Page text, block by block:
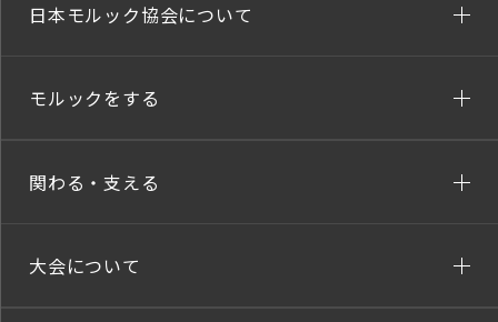
日本モルック協会について
モルックをする
関わる・支える
大会について